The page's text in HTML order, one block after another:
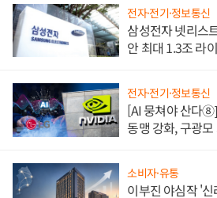
전자·전기·정보통신
삼성전자 넷리스
안 최대 1.3조 라
전자·전기·정보통신
[AI 뭉쳐야 산다
동맹 강화, 구광모
소비자·유통
이부진 야심작 '